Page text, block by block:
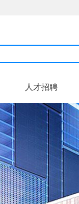
人才招聘